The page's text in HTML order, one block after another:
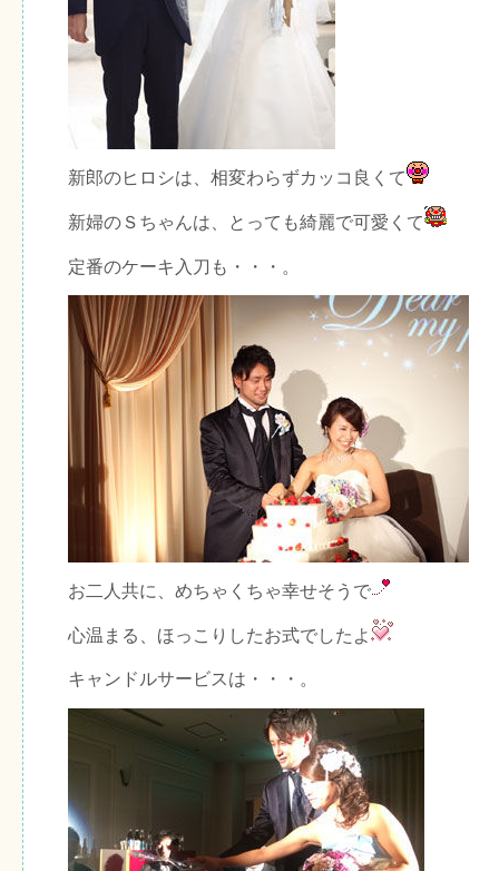
新郎のヒロシは、相変わらずカッコ良くて
新婦のＳちゃんは、とっても綺麗で可愛くて
定番のケーキ入刀も・・・。
お二人共に、めちゃくちゃ幸せそうで
心温まる、ほっこりしたお式でしたよ
キャンドルサービスは・・・。